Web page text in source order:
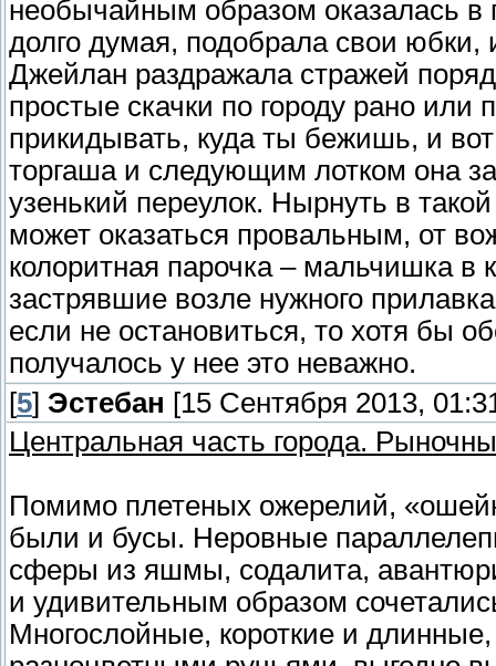
необычайным образом оказалась в
долго думая, подобрала свои юбки,
Джейлан раздражала стражей
простые скачки по городу рано или
прикидывать, куда ты бежишь, и
торгаша и следующим лотком она
узенький переулок. Нырнуть в
может оказаться провальным, от
колоритная парочка – мальчишка в
застрявшие возле нужного
если не остановиться, то хотя бы
получалось у нее это неважно.
[5] Эстебан [15 Сентября 2013,
Центральная часть города.
Помимо плетеных ожерелий,
были и бусы. Неровные
сферы из яшмы, содалита,
и удивительным образом
Многослойные, короткие и